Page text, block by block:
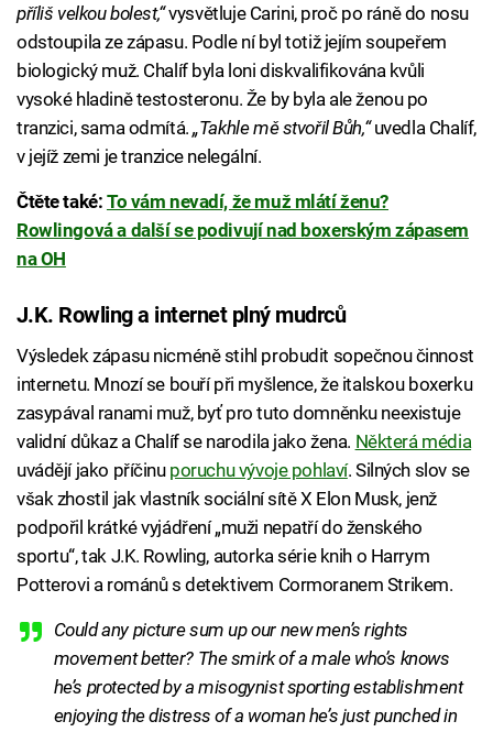
příliš velkou bolest,“vysvětluje Carini, proč po ráně do nosu
odstoupila ze zápasu. Podle ní byl totiž jejím soupeřem
biologický muž. Chalíf byla loni diskvalifikována kvůli
vysoké hladině testosteronu. Že by byla ale ženou po
tranzici, sama odmítá.„Takhle mě stvořil Bůh,“uvedla Chalíf,
v jejíž zemi je tranzice nelegální.
Čtěte také: To vám nevadí, že muž mlátí ženu?
Rowlingová a další se podivují nad boxerským zápasem
na OH
J.K. Rowling a internet plný mudrců
Výsledek zápasu nicméně stihl probudit sopečnou činnost
internetu. Mnozí se bouří při myšlence, že italskou boxerku
zasypával ranami muž, byť pro tuto domněnku neexistuje
validní důkaz a Chalíf se narodila jako žena. Některá média
uvádějí jako příčinu poruchu vývoje pohlaví. Silných slov se
však zhostil jak vlastník sociální sítě X Elon Musk, jenž
podpořil krátké vyjádření „muži nepatří do ženského
sportu“, tak J.K. Rowling, autorka série knih o Harrym
Potterovi a románů s detektivem Cormoranem Strikem.
Could any picture sum up our new men’s rights
movement better? The smirk of a male who’s knows
he’s protected by a misogynist sporting establishment
enjoying the distress of a woman he’s just punched in